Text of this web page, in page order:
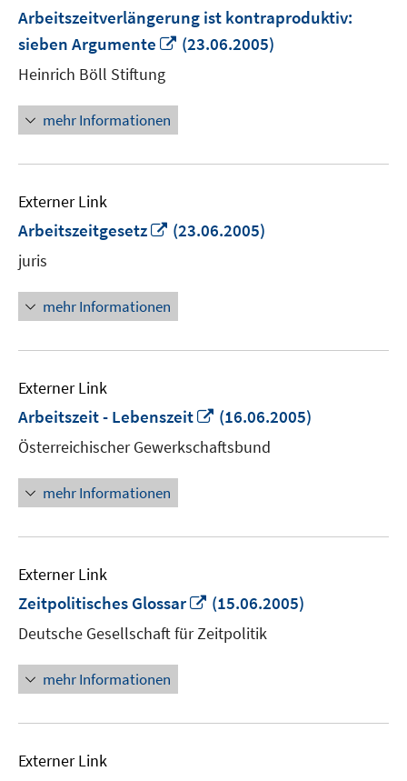
Arbeitszeitverlängerung ist kontraproduktiv:
sieben Argumente
In
öffnen
(23.06.2005)
Heinrich Böll Stiftung
mehr Informationen
Externer Link
Arbeitszeitgesetz
In
öffnen
(23.06.2005)
juris
mehr Informationen
Externer Link
Arbeitszeit - Lebenszeit
In
neuem
Fenster
(16.06.2005)
Österreichischer Gewerkschaftsbund
mehr Informationen
Externer Link
Zeitpolitisches Glossar
In
neuem
Fenster
(15.06.2005)
Deutsche Gesellschaft für Zeitpolitik
mehr Informationen
Externer Link